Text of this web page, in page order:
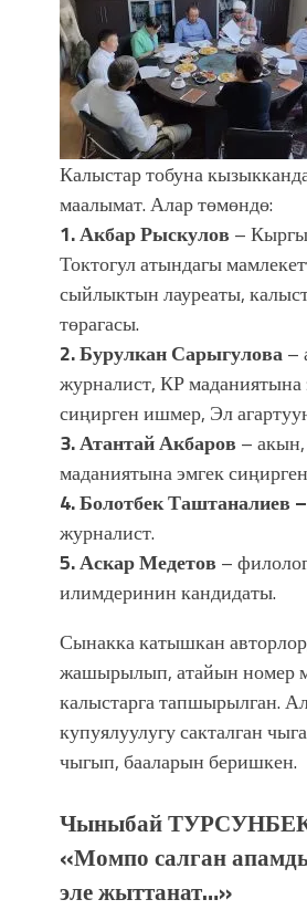
Калыстар тобуна
маалымат. Алар төмөндө:
1. Акбар Рыскулов –
Токтогул атындагы
сыйлыктын лауреаты,
төрагасы.
2. Бурулкан Сарыгулова–
журналист, КР маданиятына
сиңирген ишмер, Эл
3. Атантай Акбаров –
маданиятына эмгек
4. Болотбек Таштаналиев –
журналист.
5. Аскар Медетов –
илимдеринин кандидаты.
Сынакка катышкан
жашырылып, атайын номер
калыстарга тапшырылган.
купуялуулугу сакталган
чыгып, бааларын беришкен.
Чыныбай
«Момпо салган
эле жыттанат…»